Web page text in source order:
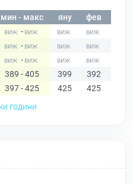
мин - макс яну фев
-
-
-
389 - 405 399 392
397 - 425 425 425
години